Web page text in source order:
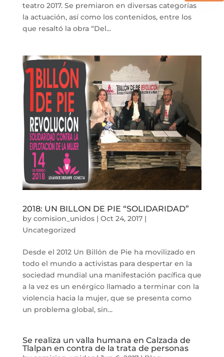
teatro 2017. Se premiaron en diversas categorías
la actuación, así como los contenidos, entre los
que resaltó la obra “Del...
2018: UN BILLON DE PIE “SOLIDARIDAD”
by comision_unidos| Oct 24, 2017|
Uncategorized
Desde el 2012 Un Billón de Pie ha movilizado en
todo el mundo a activistas para despertar en la
sociedad mundial una manifestación pacífica que
a la vez es un enérgico llamado a terminar con la
violencia hacia la mujer, que se presenta como
un problema global, sin...
Se realiza un valla humana en Calzada de
Tlalpan en contra de la trata de personas